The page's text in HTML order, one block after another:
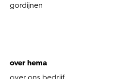
gordijnen
over hema